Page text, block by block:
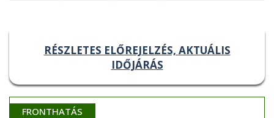
RÉSZLETES ELŐREJELZÉS, AKTUÁLIS
IDŐJÁRÁS
FRONTHATÁS